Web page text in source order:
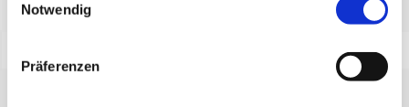
Notwendig
Präferenzen
Internetnutzung verbundene Dienstleistungen
im Rahmen von Google Analytics von Ihrem